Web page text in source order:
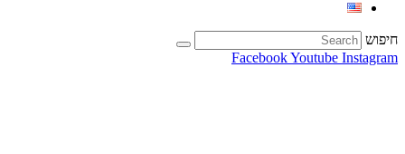
חיפוש
FacebookYoutube Instagram